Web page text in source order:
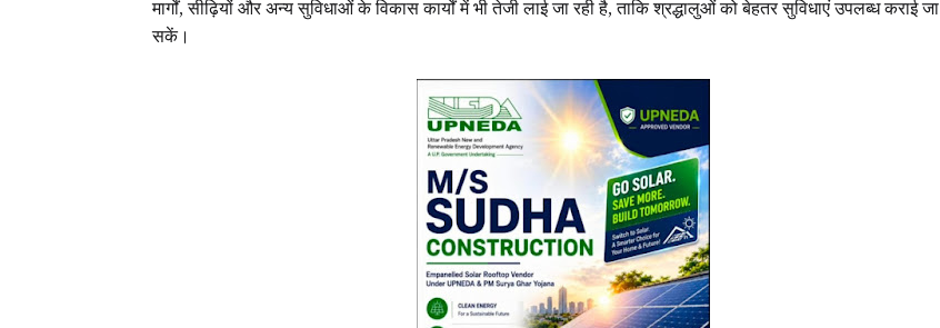
मार्गों, सीढ़ियों और अन्य सुविधाओं के विकास कार्यों में भी तेजी लाई जा रही है, ताकि श्रद्धालुओं को बेहतर सुविधाएं उपलब्ध कराई जा
सकें।